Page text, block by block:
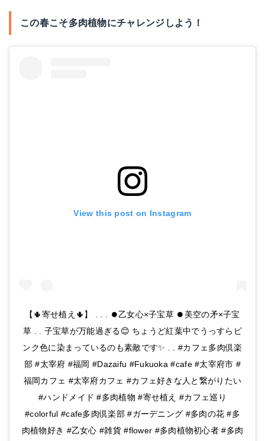
この春こそ多肉植物にチャレンジしよう！
View this post on Instagram
【🌵寄せ植え🌵】 . . . ⏺️乙女心×子宝草 ⏺️美空の矛×子宝
草 . . 子宝草が万能過ぎる😊 ちょうど紅葉中でうっすらピ
ンク色に染まっているのも素敵です✨ . . #カフェ多肉倶楽
部 #太宰府 #福岡 #Dazaifu #Fukuoka #cafe #太宰府市 #
福岡カフェ #太宰府カフェ #カフェ好きな人と繋がりたい
#ハンドメイド #多肉植物 #寄せ植え #カフェ巡り
#colorful #cafe多肉倶楽部 #ガーデニング #多肉の花 #多
肉植物好き #乙女心 #雑貨 #flower #多肉植物初心者 #多肉